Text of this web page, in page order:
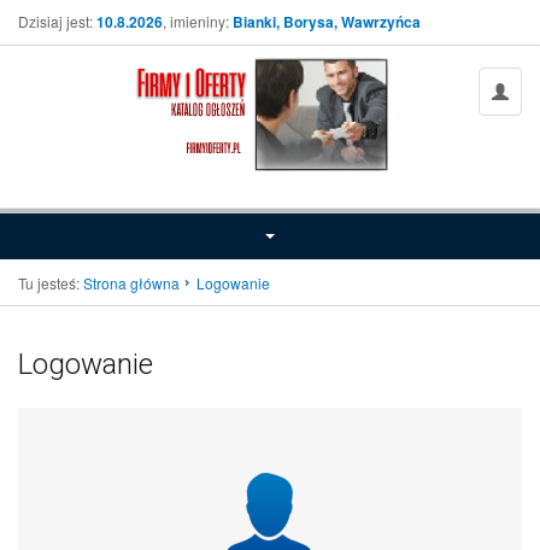
Dzisiaj jest:10.8.2026, imieniny: Bianki, Borysa, Wawrzyńca
Tu jesteś:Strona główna Logowanie
Logowanie